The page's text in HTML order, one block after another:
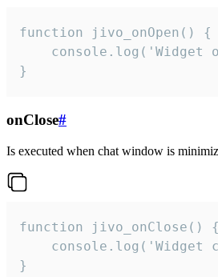
function jivo_onOpen() {
console.log('Widget
}
onClose#
Is executed when chat window is
function jivo_onClose() {
console.log('Widget
}